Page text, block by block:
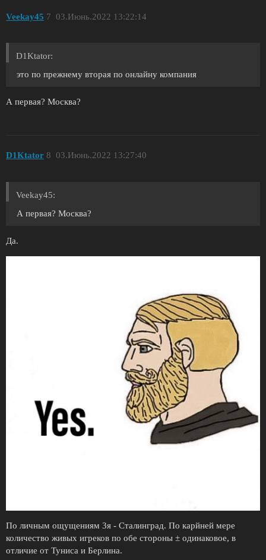
Veekay45 03.Июнь.2022 13:22:14
7
D1Ktator:
это по прежнему вторая по онлайну компания
А первая? Москва?
D1Ktator 03.Июнь.2022 13:27:40
8
Veekay45:
А первая? Москва?
Да.
По личным ощущениям 3я - Сталинград. По карйней мере
количество живых игреков по обе стороны ± одинаковое, в
отличие от Туниса и Берлина.